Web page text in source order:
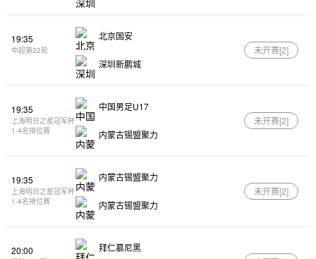
19:35
中超第22轮
北京国安
深圳新鹏城
未开赛[2]
19:35
上海明日之星冠军杯
1-4名排位赛
中国男足U17
内蒙古锡盟聚力
未开赛[2]
19:35
上海明日之星冠军杯
1-4名排位赛
内蒙古锡盟聚力
内蒙古锡盟聚力
未开赛[2]
20:00 拜仁慕尼黑